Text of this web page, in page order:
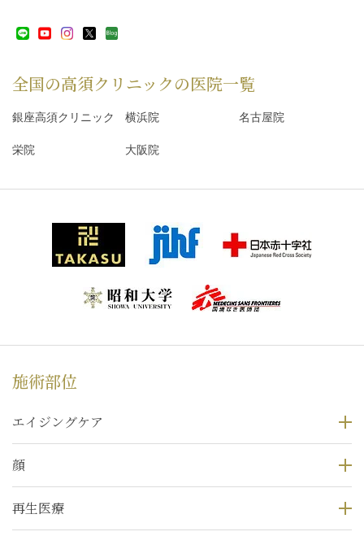
全国の高須クリニックの医院一覧
銀座高須クリニック 横浜院 名古屋院
栄院 大阪院
施術部位
エイジングケア
顔
再生医療